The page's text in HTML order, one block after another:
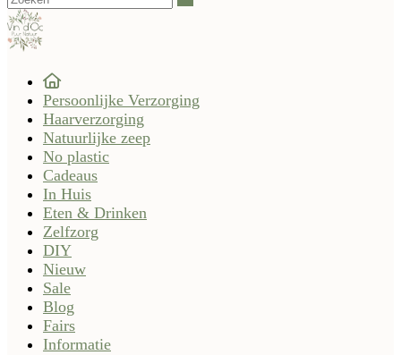
Persoonlijke Verzorging
Haarverzorging
Natuurlijke zeep
No plastic
Cadeaus
In Huis
Eten & Drinken
Zelfzorg
DIY
Nieuw
Sale
Blog
Fairs
Informatie